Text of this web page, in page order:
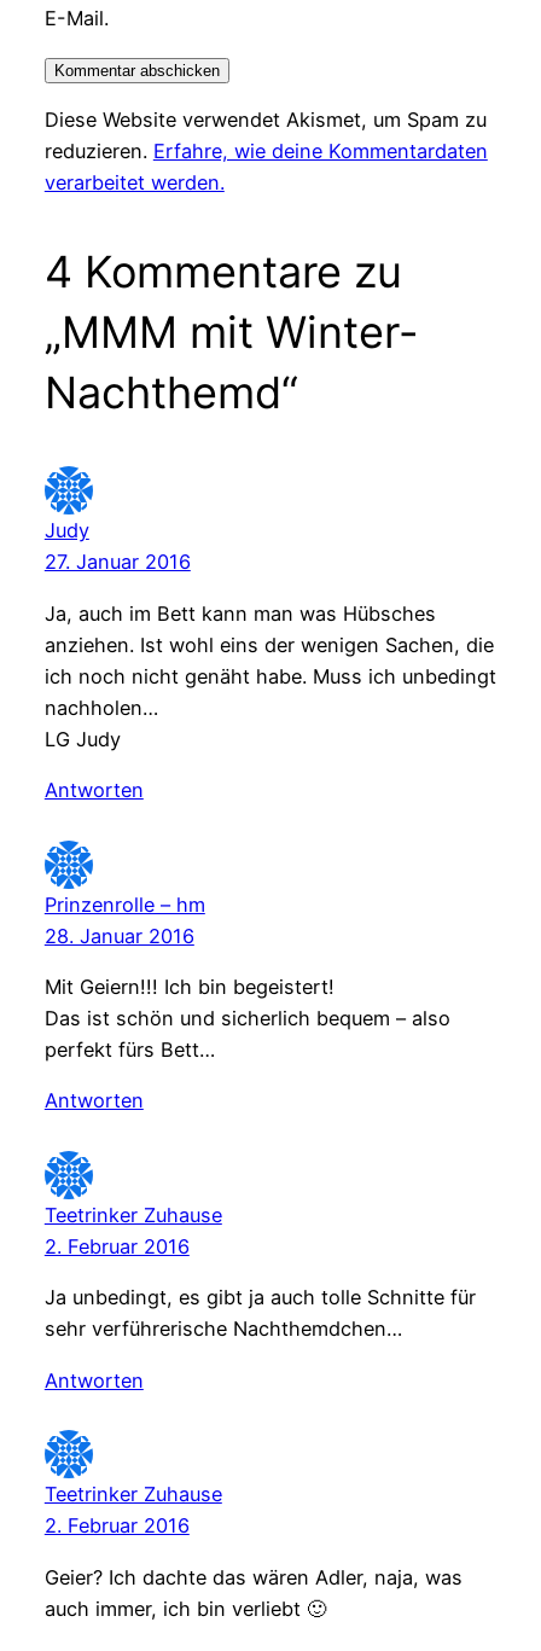
E-Mail.
Diese Website verwendet Akismet, um Spam zu
reduzieren. Erfahre, wie deine Kommentardaten
verarbeitet werden.
4 Kommentare zu
„MMM mit Winter-
Nachthemd“
Judy
27. Januar 2016
Ja, auch im Bett kann man was Hübsches
anziehen. Ist wohl eins der wenigen Sachen, die
ich noch nicht genäht habe. Muss ich unbedingt
nachholen…
LG Judy
Antworten
Prinzenrolle – hm
28. Januar 2016
Mit Geiern!!! Ich bin begeistert!
Das ist schön und sicherlich bequem – also
perfekt fürs Bett…
Antworten
Teetrinker Zuhause
2. Februar 2016
Ja unbedingt, es gibt ja auch tolle Schnitte für
sehr verführerische Nachthemdchen…
Antworten
Teetrinker Zuhause
2. Februar 2016
Geier? Ich dachte das wären Adler, naja, was
auch immer, ich bin verliebt 🙂